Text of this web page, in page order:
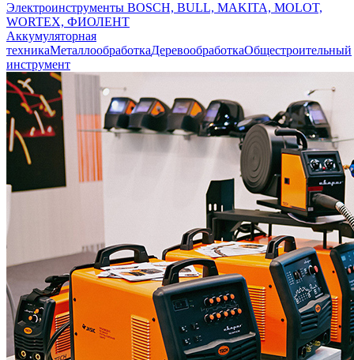
Электроинструменты BOSCH, BULL, MAKITA, MOLOT,
WORTEX, ФИОЛЕНТ
Аккумуляторная
техникаМеталлообработкаДеревообработкаОбщестроительный
инструмент